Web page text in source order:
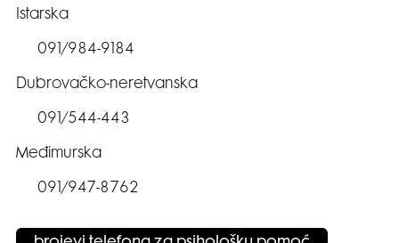
Istarska
091/984-9184
Dubrovačko-neretvanska
091/544-443
Međimurska
091/947-8762